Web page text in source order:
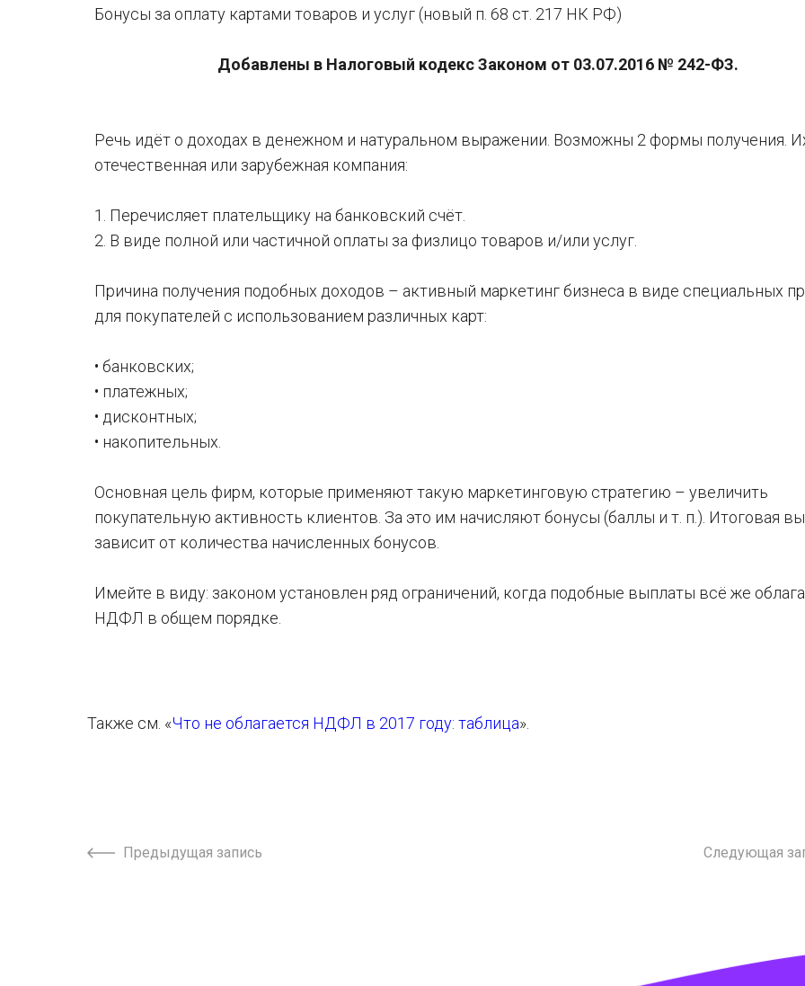
Бонусы за оплату картами товаров и услуг (новый п. 68 ст. 217 НК РФ)
Добавлены в Налоговый кодекс Законом от 03.07.2016 № 242-ФЗ.
Речь идёт о доходах в денежном и натуральном выражении. Возможны 2 формы получения.
отечественная или зарубежная компания:
1. Перечисляет плательщику на банковский счёт.
2. В виде полной или частичной оплаты за физлицо товаров и/или услуг.
Причина получения подобных доходов – активный маркетинг бизнеса в виде специальных
для покупателей с использованием различных карт:
• банковских;
• платежных;
• дисконтных;
• накопительных.
Основная цель фирм, которые применяют такую маркетинговую стратегию – увеличить
покупательную активность клиентов. За это им начисляют бонусы (баллы и т. п.). Итоговая
зависит от количества начисленных бонусов.
Имейте в виду: законом установлен ряд ограничений, когда подобные выплаты всё же
НДФЛ в общем порядке.
Также см. «Что не облагается НДФЛ в 2017 году: таблица».
Предыдущая запись Следующая